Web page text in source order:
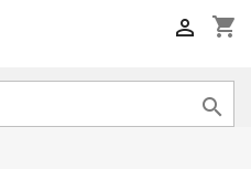
shopping_cart

